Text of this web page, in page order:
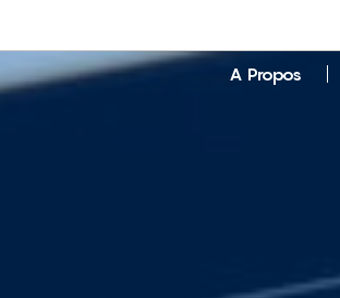
A Propos